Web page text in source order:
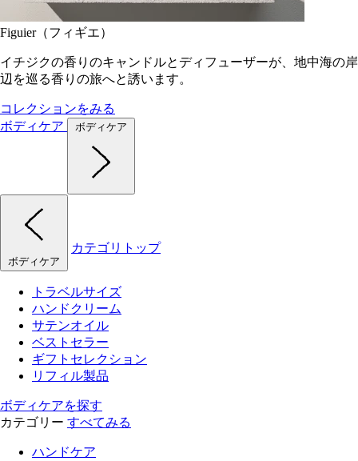
Figuier（フィギエ）
イチジクの香りのキャンドルとディフューザーが、地中海の岸
辺を巡る香りの旅へと誘います。
コレクションをみる
ボディケア
ボディケア
ボディケア
カテゴリトップ
トラベルサイズ
ハンドクリーム
サテンオイル
ベストセラー
ギフトセレクション
リフィル製品
ボディケアを探す
カテゴリー すべてみる
ハンドケア